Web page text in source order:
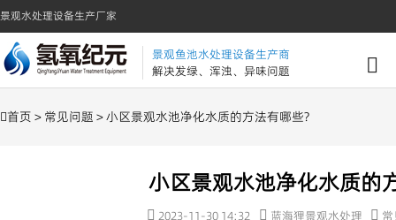
景观水处理设备生产厂家
景观鱼池水处理设备生产商
解决发绿、浑浊、异味问题
首页 > 常见问题 > 小区景观水池净化水质的方法有哪些?
小区景观水池净化水质的
2023-11-30 14:32 蓝海狸景观水处理